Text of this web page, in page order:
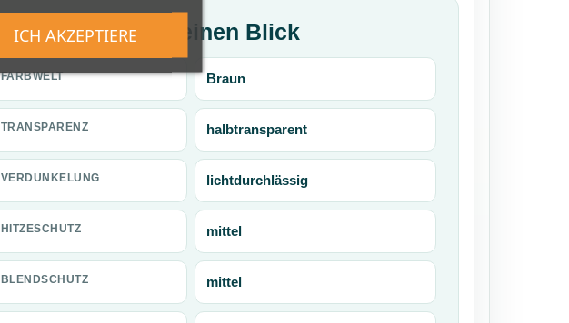
Produktwerte auf einen Blick
FARBWELT Braun
TRANSPARENZ halbtransparent
VERDUNKELUNG lichtdurchlässig
HITZESCHUTZ mittel
BLENDSCHUTZ mittel
ICH AKZEPTIERE